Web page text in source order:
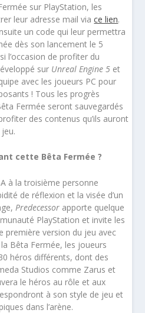
sur PlayStation, les
leur adresse mail viace lien.
un code qui leur permettra
dès son lancement le 5
l’occasion de profiter du
sur Unreal Engine 5 et
avec les joueurs PC pour
! Tous les progrès
Fermée seront sauvegardés
des contenus qu’ils auront
cette Bêta Fermée ?
à la troisième personne
de réflexion et la visée d’un
Predecessor apporte quelque
PlayStation et invite les
première version du jeu avec
Bêta Fermée, les joueurs
héros différents, dont des
Studios comme Zarus et
le héros au rôle et aux
à son style de jeu et
dans l’arène.